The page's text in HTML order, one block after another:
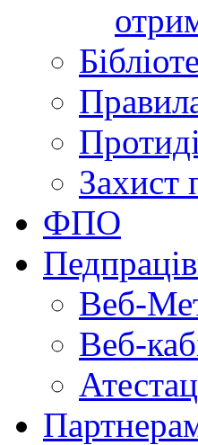
Захист
ФПО
Веб-
Веб-